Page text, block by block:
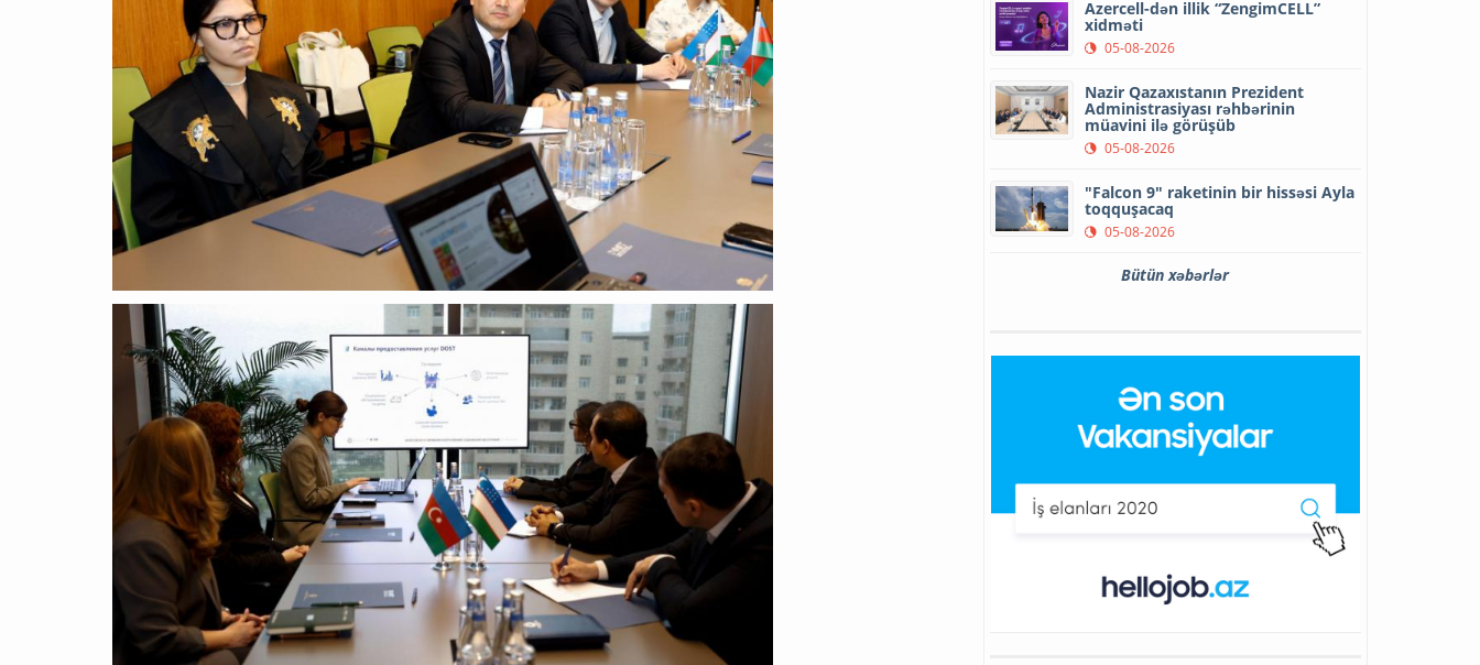
Azercell-dən illik “ZengimCELL”
xidməti
05-08-2026
Nazir Qazaxıstanın Prezident
Administrasiyası rəhbərinin
müavini ilə görüşüb
05-08-2026
"Falcon 9" raketinin bir hissəsi Ayla
toqquşacaq
05-08-2026
Bütün xəbərlər